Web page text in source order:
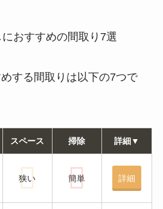
する間取りは以下の7つで
スペース 掃除 詳細▼
狭い 簡単 詳細